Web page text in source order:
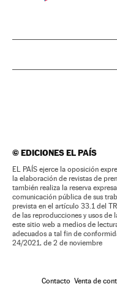
©EDICIONES EL PAÍS
EL PAÍS ejerce la oposición
la elaboración de revistas de
también realiza la reserva
comunicación pública de sus
prevista en el artículo 33.1 del
de las reproducciones y usos de
este sitio web a medios de
adecuados a tal fin de
24/2021, de 2 de noviembre
Contacto Venta de